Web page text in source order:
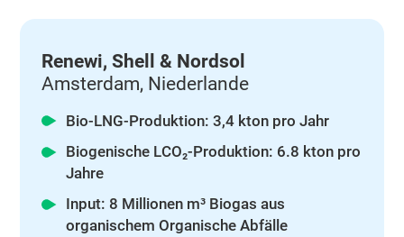
Renewi, Shell & Nordsol
Amsterdam, Niederlande
Bio-LNG-Produktion: 3,4 kton pro Jahr
Biogenische LCO₂-Produktion: 6.8 kton pro
Jahre
Input: 8 Millionen m³ Biogas aus
organischem Organische Abfälle